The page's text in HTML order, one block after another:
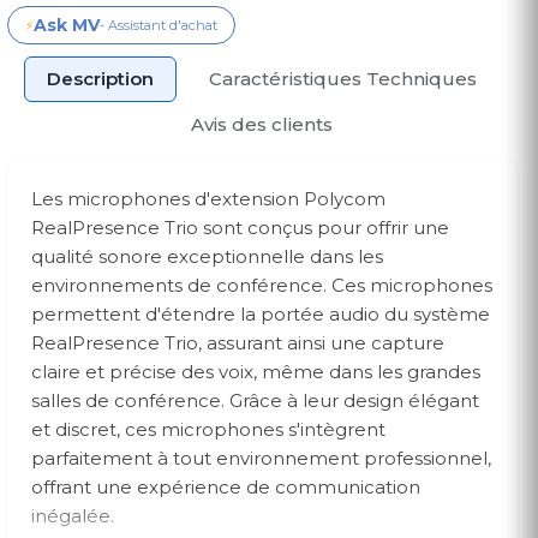
⚡Ask MV- Assistant d'achat
Description
Caractéristiques Techniques
Avis des clients
Les microphones d'extension Polycom
RealPresence Trio sont conçus pour offrir une
qualité sonore exceptionnelle dans les
environnements de conférence. Ces microphones
permettent d'étendre la portée audio du système
RealPresence Trio, assurant ainsi une capture
claire et précise des voix, même dans les grandes
salles de conférence. Grâce à leur design élégant
et discret, ces microphones s'intègrent
parfaitement à tout environnement professionnel,
offrant une expérience de communication
inégalée.